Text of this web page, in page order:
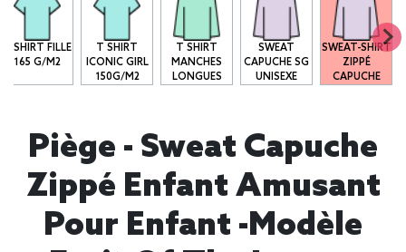
T-SHIRT FILLE
165 G/M2
T SHIRT
ICONIC GIRL
150G/M2
T SHIRT
MANCHES
LONGUES
SWEAT
CAPUCHE SG
UNISEXE
SWEAT-SHIRT
ZIPPÉ
CAPUCHE
Piège - Sweat Capuche
Zippé Enfant Amusant
Pour Enfant -modèle